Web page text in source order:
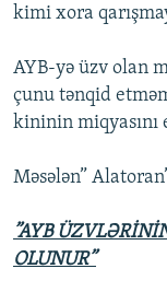
kimi xora
AYB-yə üzv olan
çunu tənqid
kininin miqyasını
Məsələn”
”AYB
OLUNUR”